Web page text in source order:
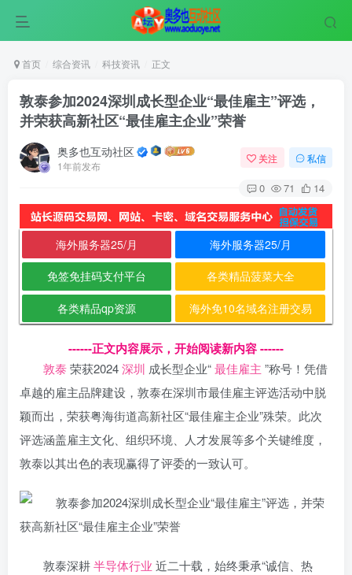
首页 综合资讯 科技资讯 正文
敦泰参加2024深圳成长型企业“最佳雇主”评选，
并荣获高新社区“最佳雇主企业”荣誉
奥多也互动社区
1年前发布
关注 私信
0 71 14
海外服务器25/月 海外服务器25/月
免签免挂码支付平台 各类精品菠菜大全
各类精品qp资源 海外免10名域名注册交易
------正文内容展示，开始阅读新内容 ------
敦泰荣获2024深圳 成长型企业“最佳雇主 ”称号！凭借
卓越的雇主品牌建设，敦泰在深圳市最佳雇主评选活动中脱
颖而出，荣获粤海街道高新社区“最佳雇主企业”殊荣。此次
评选涵盖雇主文化、组织环境、人才发展等多个关键维度，
敦泰以其出色的表现赢得了评委的一致认可。
敦泰深耕半导体行业 近二十载，始终秉承“诚信、热